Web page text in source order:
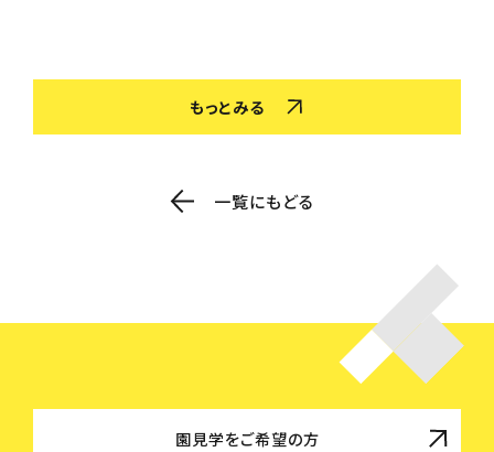
もっとみる
一覧にもどる
園見学をご希望の方